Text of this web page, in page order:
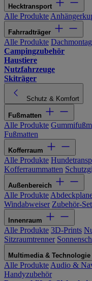
Hecktransport
Alle Produkte
Fahrradträger
Alle Produkte
Campingzubehör
Haustiere
Nutzfahrzeuge
Skiträger
Schutz & Komfort
Fußmatten
Alle Produkte
Fußmatten
Kofferraum
Alle Produkte
Kofferraummatten
Außenbereich
Alle Produkte
Windabweiser Zubehör-
Innenraum
Alle Produkte 3D-Prints
Sitzraumtrenner
Multimedia & Technologie
Alle Produkte Audio &
Handyzubehör